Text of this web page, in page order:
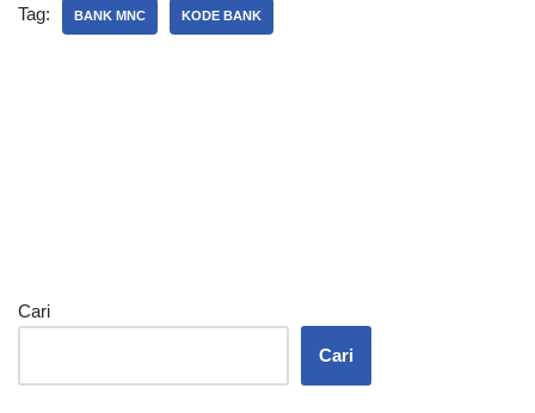
Tag: BANK MNC KODE BANK
Cari
Cari